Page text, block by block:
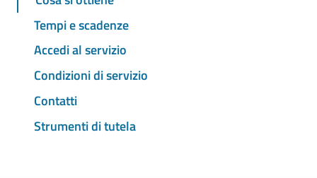
Tempi e scadenze
Accedi al servizio
Condizioni di servizio
Contatti
Strumenti di tutela